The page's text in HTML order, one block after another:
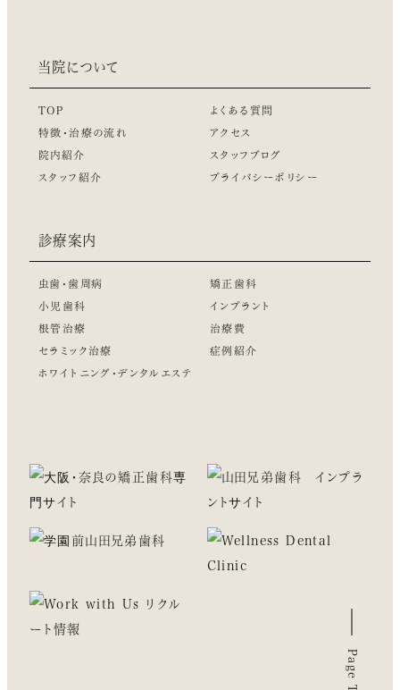
当院について
TOP
特徴・治療の流れ
院内紹介
スタッフ紹介
よくある質問
アクセス
スタッフブログ
プライバシーポリシー
診療案内
虫歯・歯周病
小児歯科
根管治療
セラミック治療
ホワイトニング・デンタルエステ
矯正歯科
インプラント
治療費
症例紹介